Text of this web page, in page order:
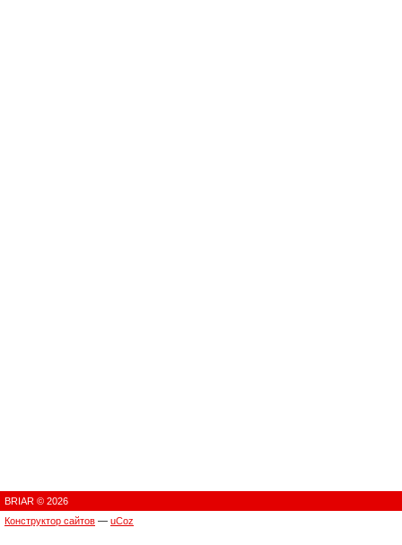
BRIAR © 2026
Конструктор сайтов — uCoz